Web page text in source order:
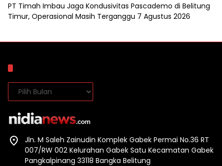
PT Timah Imbau Jaga Kondusivitas Pascademo di Belitung
Timur, Operasional Masih Terganggu 7 Agustus 2026
Arsip
Jln. M Saleh Zainudin Komplek Gabek Permai No.36 RT
007/RW 002 Kelurahan Gabek Satu Kecamatan Gabek
Pangkalpinang 33118 Bangka Belitung